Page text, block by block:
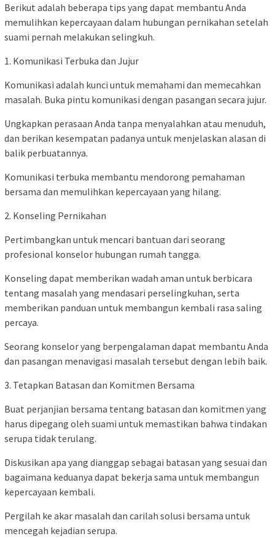
Berikut adalah beberapa tips yang dapat membantu Anda
memulihkan kepercayaan dalam hubungan pernikahan setelah
suami pernah melakukan selingkuh.
1. Komunikasi Terbuka dan Jujur
Komunikasi adalah kunci untuk memahami dan memecahkan
masalah. Buka pintu komunikasi dengan pasangan secara jujur.
Ungkapkan perasaan Anda tanpa menyalahkan atau menuduh,
dan berikan kesempatan padanya untuk menjelaskan alasan di
balik perbuatannya.
Komunikasi terbuka membantu mendorong pemahaman
bersama dan memulihkan kepercayaan yang hilang.
2. Konseling Pernikahan
Pertimbangkan untuk mencari bantuan dari seorang
profesional konselor hubungan rumah tangga.
Konseling dapat memberikan wadah aman untuk berbicara
tentang masalah yang mendasari perselingkuhan, serta
memberikan panduan untuk membangun kembali rasa saling
percaya.
Seorang konselor yang berpengalaman dapat membantu Anda
dan pasangan menavigasi masalah tersebut dengan lebih baik.
3. Tetapkan Batasan dan Komitmen Bersama
Buat perjanjian bersama tentang batasan dan komitmen yang
harus dipegang oleh suami untuk memastikan bahwa tindakan
serupa tidak terulang.
Diskusikan apa yang dianggap sebagai batasan yang sesuai dan
bagaimana keduanya dapat bekerja sama untuk membangun
kepercayaan kembali.
Pergilah ke akar masalah dan carilah solusi bersama untuk
mencegah kejadian serupa.